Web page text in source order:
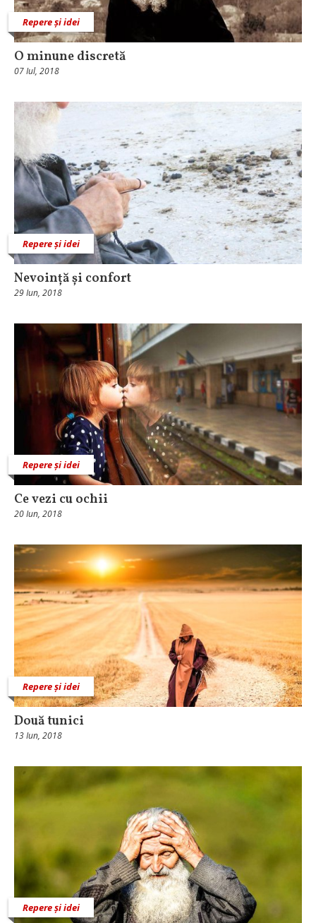
Repere și idei
O minune discretă
07 Iul, 2018
Repere și idei
Nevoință și confort
29 Iun, 2018
Repere și idei
Ce vezi cu ochii
20 Iun, 2018
Repere și idei
Două tunici
13 Iun, 2018
Repere și idei